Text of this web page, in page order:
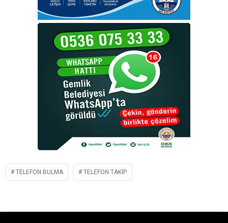
TELEFON BULMA TELEFON TAKIP